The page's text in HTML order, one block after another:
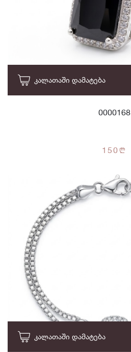
ᲙᲐᲚᲐᲗᲐᲨᲘ ᲓᲐᲛᲐᲢᲔᲑᲐ
0000168
150 n
ᲙᲐᲚᲐᲗᲐᲨᲘ ᲓᲐᲛᲐᲢᲔᲑᲐ